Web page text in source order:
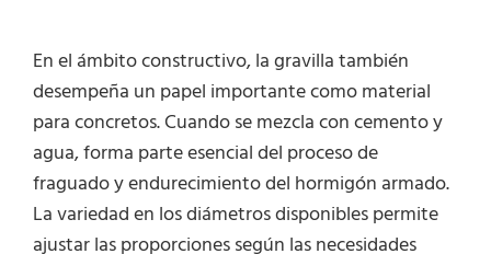
En el ámbito constructivo, la gravilla también
desempeña un papel importante como material
para concretos. Cuando se mezcla con cemento y
agua, forma parte esencial del proceso de
fraguado y endurecimiento del hormigón armado.
La variedad en los diámetros disponibles permite
ajustar las proporciones según las necesidades